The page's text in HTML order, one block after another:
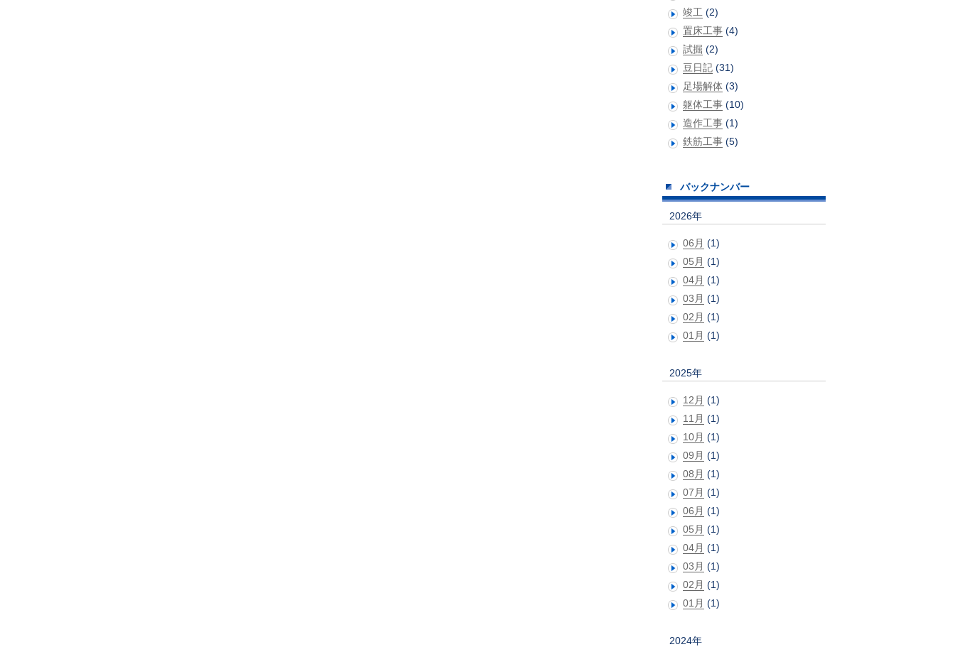
竣工 (2)
置床工事 (4)
試掘 (2)
豆日記 (31)
足場解体 (3)
躯体工事 (10)
造作工事 (1)
鉄筋工事 (5)
バックナンバー
2026年
06月 (1)
05月 (1)
04月 (1)
03月 (1)
02月 (1)
01月 (1)
2025年
12月 (1)
11月 (1)
10月 (1)
09月 (1)
08月 (1)
07月 (1)
06月 (1)
05月 (1)
04月 (1)
03月 (1)
02月 (1)
01月 (1)
2024年